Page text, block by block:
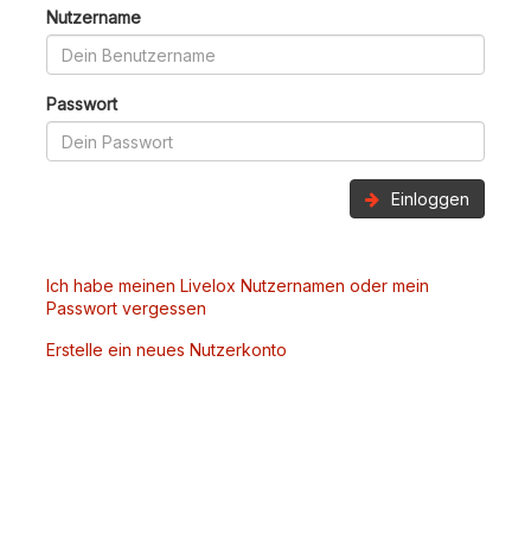
Nutzername
Passwort
Einloggen
Ich habe meinen Livelox Nutzernamen oder mein
Passwort vergessen
Erstelle ein neues Nutzerkonto